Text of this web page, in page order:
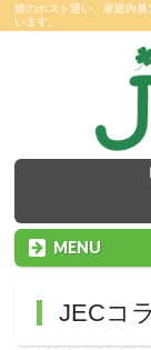
娘のホスト通い、家庭内
います。
MENU
JECコ